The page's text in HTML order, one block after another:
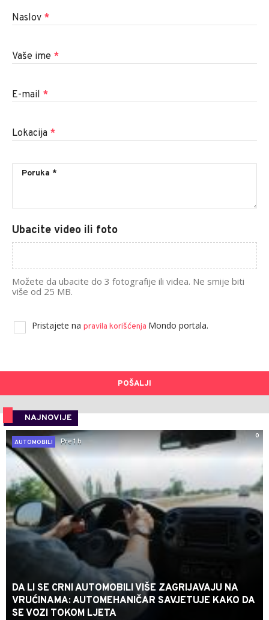
Naslov *
Vaše ime *
E-mail *
Lokacija *
Ubacite video ili foto
Možete da ubacite do 3 fotografije ili videa. Ne smije biti
više od 25 MB.
Pristajete na pravila korišćenja Mondo portala.
POŠALJI
NAJNOVIJE
0
AUTOMOBILI
Pre 1 h
DA LI SE CRNI AUTOMOBILI VIŠE ZAGRIJAVAJU NA
VRUĆINAMA: AUTOMEHANIČAR SAVJETUJE KAKO DA
SE VOZI TOKOM LJETA